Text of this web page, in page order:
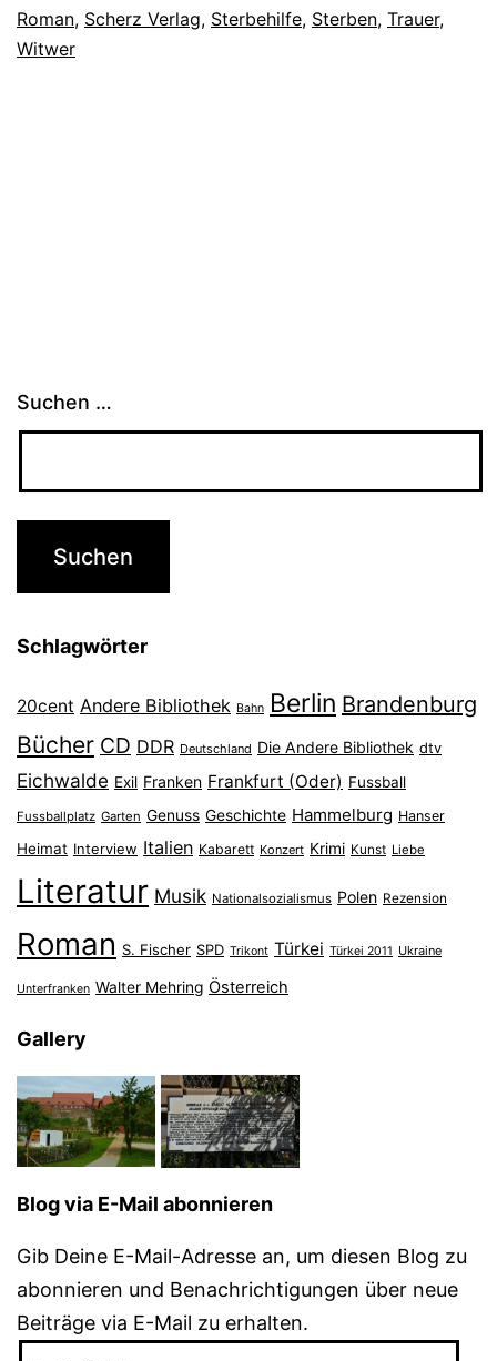
Roman, Scherz Verlag, Sterbehilfe, Sterben, Trauer,
Witwer
Suchen …
Schlagwörter
20cent Andere Bibliothek Bahn Berlin Brandenburg
Bücher CD DDR Deutschland Die Andere Bibliothek dtv
Eichwalde Exil Franken Frankfurt (Oder) Fussball
Fussballplatz Garten Genuss Geschichte Hammelburg Hanser
Heimat Interview Italien Kabarett Konzert Krimi Kunst Liebe
Literatur Musik Nationalsozialismus Polen Rezension
Roman S. Fischer SPD Trikont Türkei Türkei 2011 Ukraine
Unterfranken Walter Mehring Österreich
Gallery
Blog via E-Mail abonnieren
Gib Deine E-Mail-Adresse an, um diesen Blog zu
abonnieren und Benachrichtigungen über neue
Beiträge via E-Mail zu erhalten.